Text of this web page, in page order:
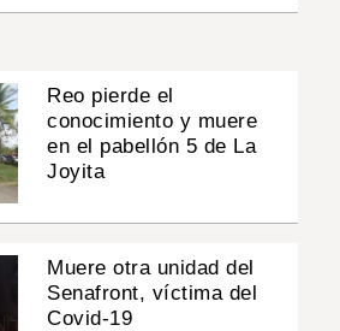
Reo pierde el
conocimiento y muere
en el pabellón 5 de La
Joyita
Muere otra unidad del
Senafront, víctima del
Covid-19